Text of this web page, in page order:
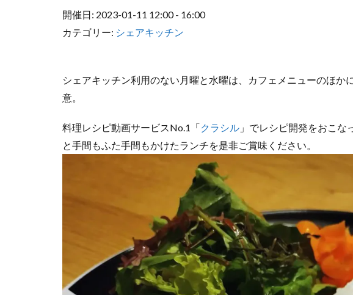
開催日: 2023-01-11 12:00 - 16:00
カテゴリー: シェアキッチン
シェアキッチン利用のない月曜と水曜は、カフェメニューのほか
意。
料理レシピ動画サービスNo.1「クラシル 」でレシピ開発をおこな
と手間もふた手間もかけたランチを是非ご賞味ください。